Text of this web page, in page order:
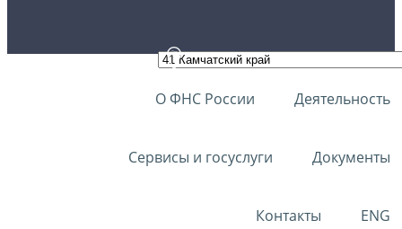
О ФНС России Деятельность
Сервисы и госуслуги Документы
Контакты ENG